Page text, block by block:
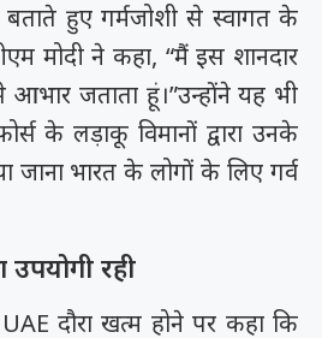
बताते हुए गर्मजोशी से स्वागत के
मोदी ने कहा, “मैं इस शानदार
जताता हूं।”उन्होंने यह भी
के लड़ाकू विमानों द्वारा उनके
जाना भारत के लोगों के लिए गर्व
उपयोगी रही
ने UAE दौरा खत्म होने पर कहा कि